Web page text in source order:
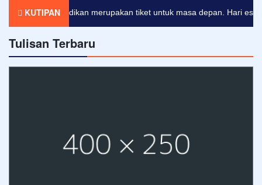
KUTIPAN
Pendidikan merupakan tiket untuk masa depan. Hari esok
Tulisan Terbaru